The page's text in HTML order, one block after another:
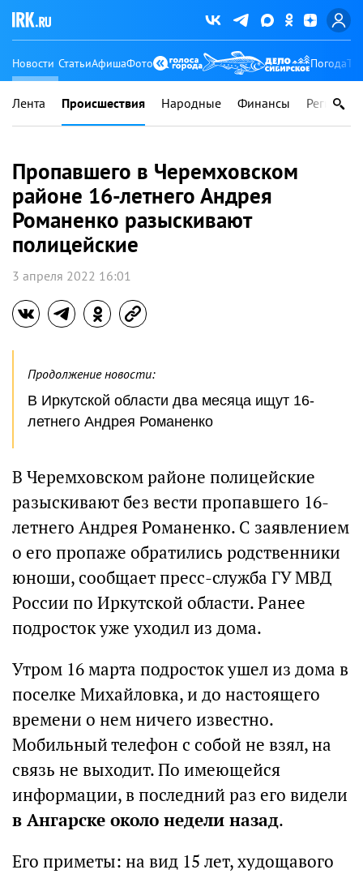
Новости СтатьиАфишаФото Погода
Лента Происшествия Народные Финансы Регионы
Пропавшего в Черемховском
районе 16-летнего Андрея
Романенко разыскивают
полицейские
3 апреля 2022 16:01
Продолжение новости:
В Иркутской области два месяца ищут 16-
летнего Андрея Романенко
В Черемховском районе полицейские
разыскивают без вести пропавшего 16-
летнего Андрея Романенко. С заявлением
о его пропаже обратились родственники
юноши, сообщает пресс-служба ГУ МВД
России по Иркутской области. Ранее
подросток уже уходил из дома.
Утром 16 марта подросток ушел из дома в
поселке Михайловка, и до настоящего
времени о нем ничего известно.
Мобильный телефон с собой не взял, на
связь не выходит. По имеющейся
информации, в последний раз его видели
в Ангарске около недели назад.
Его приметы: на вид 15 лет, худощавого